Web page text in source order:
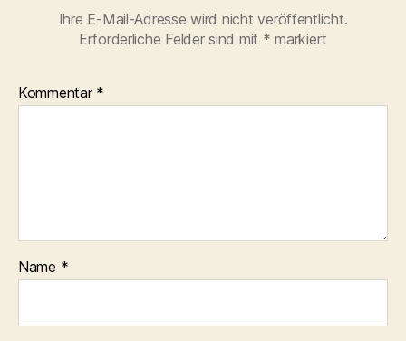
Ihre E-Mail-Adresse wird nicht veröffentlicht.
Erforderliche Felder sind mit * markiert
Kommentar *
Name *